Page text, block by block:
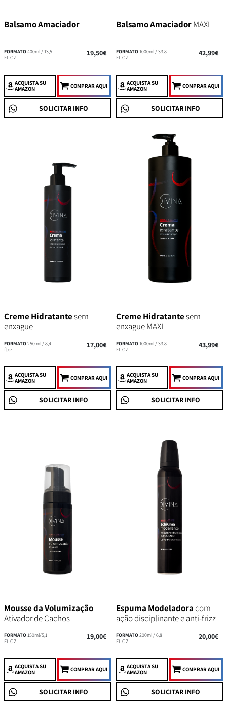
Balsamo Amaciador
FORMATO400ml / 13,5
FL.OZ
19,50€
ACQUISTASU
AMAZON
COMPRAR AQUI
SOLICITAR INFO
Balsamo AmaciadorMAXI
FORMATO1000ml / 33,8
FL.OZ
42,99€
ACQUISTASU
AMAZON
COMPRAR AQUI
SOLICITAR INFO
Creme Hidratantesem
enxague
FORMATO250 ml / 8,4
fl.oz
17,00€
ACQUISTASU
AMAZON
COMPRAR AQUI
SOLICITAR INFO
Creme Hidratantesem
enxague MAXI
FORMATO1000ml / 33,8
FL.OZ
43,99€
ACQUISTASU
AMAZON
COMPRAR AQUI
SOLICITAR INFO
Mousse da Volumização
Ativador de Cachos
FORMATO150ml/5,1
FL.OZ
19,00€
ACQUISTASU
AMAZON
COMPRAR AQUI
SOLICITAR INFO
Espuma Modeladoracom
ação disciplinante e anti-frizz
FORMATO200ml / 6,8
FL.OZ
20,00€
ACQUISTASU
AMAZON
COMPRAR AQUI
SOLICITAR INFO